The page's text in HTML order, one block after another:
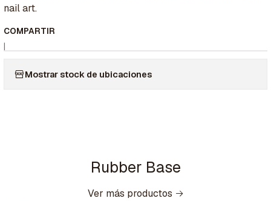
nail art.
COMPARTIR
|
Mostrar stock de ubicaciones
Rubber Base
Ver más productos